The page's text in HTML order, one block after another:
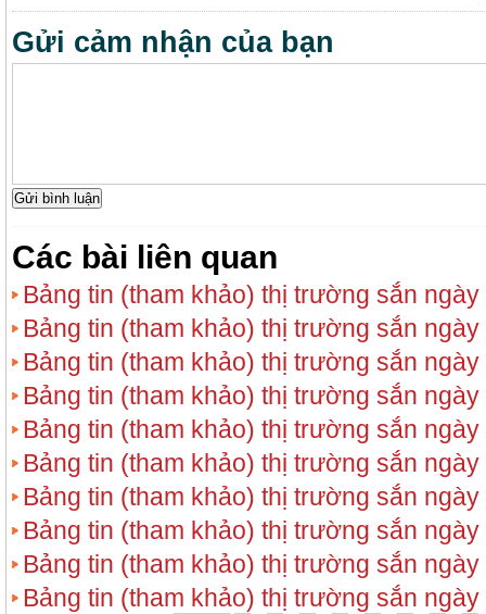
Gửi cảm nhận của bạn
Các bài liên quan
Bảng tin (tham khảo) thị trường sắn
Bảng tin (tham khảo) thị trường sắn
Bảng tin (tham khảo) thị trường sắn
Bảng tin (tham khảo) thị trường sắn
Bảng tin (tham khảo) thị trường sắn
Bảng tin (tham khảo) thị trường sắn
Bảng tin (tham khảo) thị trường sắn
Bảng tin (tham khảo) thị trường sắn
Bảng tin (tham khảo) thị trường sắn
Bảng tin (tham khảo) thị trường sắn